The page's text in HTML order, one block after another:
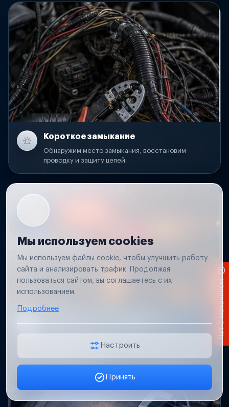
Короткое замыкание
Обнаружим место замыкания, восстановим
проводку и защиту цепей.
Проверим проводку и разъемы, восстановим
освещение прицепа.
Мы используем cookies
Мы используем файлы cookie, чтобы улучшить работу
сайта и анализировать трафик. Продолжая
пользоваться сайтом, вы соглашаетесь с их
использованием.
Подробнее
Настроить
Принять
Заявка онлайн
Чат с механиком